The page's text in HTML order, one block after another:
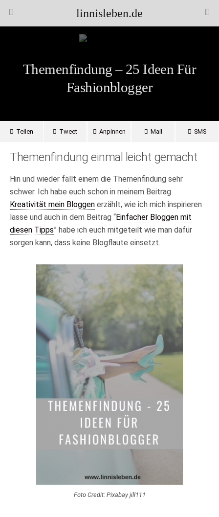
linnisleben.de
Themenfindung – 25 Ideen Für
Fashionblogger
Teilen Tweet Anpinnen Mail SMS
Themenfindung einmal leicht gemacht
Hin und wieder fällt einem die Themenfindung sehr
schwer. Ich habe euch schon in meinem Beitrag
Kreativität mein Bloggen erzählt, wie ich mich inspirieren
lasse und auch in dem Beitrag “Einfacher Bloggen mit
diesen Tipps” habe ich euch mitgeteilt wie man dafür
sorgen kann, dass keine Blogflaute einsetzt.
Foto Credit: Pixabay jill111